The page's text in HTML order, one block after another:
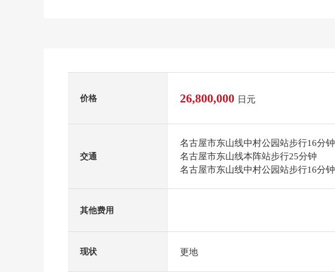
价格 26,800,000 日元
交通
名古屋市东山线中村公园站步行16分钟
名古屋市东山线本阵站步行25分钟
名古屋市东山线中村公园站步行16分钟
其他费用
现状 更地